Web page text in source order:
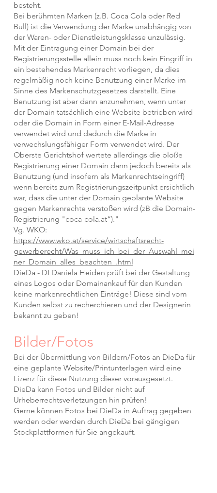
besteht.
Bei berühmten Marken (z.B. Coca Cola oder Red
Bull) ist die Verwendung der Marke unabhängig von
der Waren- oder Dienstleistungsklasse unzulässig.
Mit der Eintragung einer Domain bei der
Registrierungsstelle allein muss noch kein Eingriff in
ein bestehendes Markenrecht vorliegen, da dies
regelmäßig noch keine Benutzung einer Marke im
Sinne des Markenschutzgesetzes darstellt. Eine
Benutzung ist aber dann anzunehmen, wenn unter
der Domain tatsächlich eine Website betrieben wird
oder die Domain in Form einer E-Mail-Adresse
verwendet wird und dadurch die Marke in
verwechslungsfähiger Form verwendet wird. Der
Oberste Gerichtshof wertete allerdings die bloße
Registrierung einer Domain dann jedoch bereits als
Benutzung (und insofern als Markenrechtseingriff)
wenn bereits zum Registrierungszeitpunkt ersichtlich
war, dass die unter der Domain geplante Website
gegen Markenrechte verstoßen wird (zB die Domain-
Registrierung "coca-cola.at“)."
Vg. WKO:
https://www.wko.at/service/wirtschaftsrecht-
gewerberecht/Was_muss_ich_bei_der_Auswahl_mei
ner_Domain_alles_beachten_.html
DieDa - DI Daniela Heiden prüft bei der Gestaltung
eines Logos oder Domainankauf für den Kunden
keine markenrechtlichen Einträge! Diese sind vom
Kunden selbst zu recherchieren und der Designerin
bekannt zu geben!
Bilder/Fotos
Bei der Übermittlung von Bildern/Fotos an DieDa für
eine geplante Website/Printunterlagen wird eine
Lizenz für diese Nutzung dieser vorausgesetzt.
DieDa kann Fotos und Bilder nicht auf
Urheberrechtsverletzungen hin prüfen!
Gerne können Fotos bei DieDa in Auftrag gegeben
werden oder werden durch DieDa bei gängigen
Stockplattformen für Sie angekauft.
Jetzt loslegen